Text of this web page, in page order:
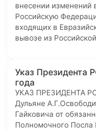
внесении изменений
Российскую
входящих в
вывозе из
Указ Президента
года
УКАЗ ПРЕЗИДЕНТА
Дульяне
Гайковича от
Полномочного Посла